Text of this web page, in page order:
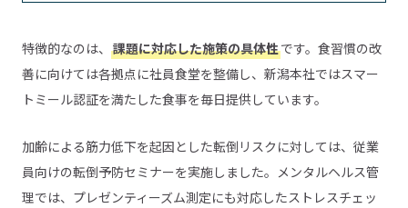
特徴的なのは、 課題に対応した施策の具体性です。食習慣の改
善に向けては各拠点に社員食堂を整備し、新潟本社ではスマー
トミール認証を満たした食事を毎日提供しています。
加齢による筋力低下を起因とした転倒リスクに対しては、従業
員向けの転倒予防セミナーを実施しました。メンタルヘルス管
理では、プレゼンティーズム測定にも対応したストレスチェッ